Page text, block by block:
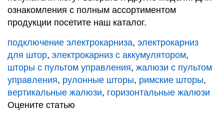
ознакомления с полным ассортиментом
продукции посетите наш каталог.
подключение электрокарниза, электрокарниз
для штор, электрокарниз с аккумулятором,
шторы с пультом управления, жалюзи с пультом
управления, рулонные шторы, римские шторы,
вертикальные жалюзи, горизонтальные жалюзи
Оцените статью